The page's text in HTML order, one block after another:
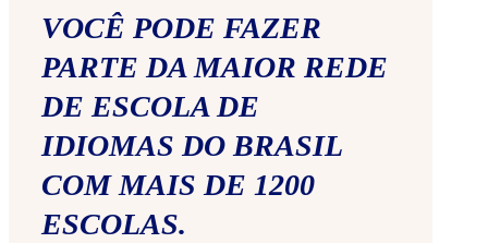
VOCÊ PODE FAZER
PARTE DA MAIOR REDE
DE ESCOLA DE
IDIOMAS DO BRASIL
COM MAIS DE 1200
ESCOLAS.